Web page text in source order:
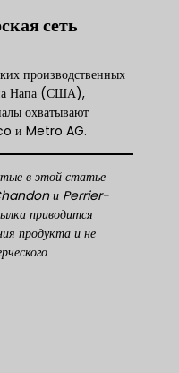
сеть
производственных
Напа (США),
охватывают
и Metro AG.
в этой статье
и Perrier-
приводится
продукта и не